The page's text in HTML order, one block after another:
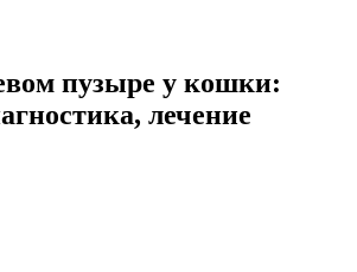
пузыре у кошки:
лечение